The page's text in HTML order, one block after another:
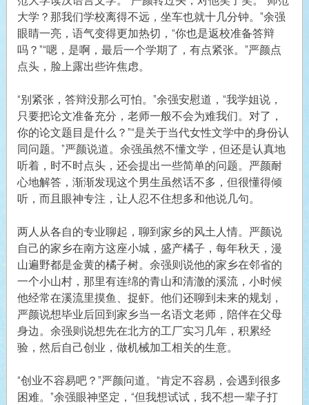
大学？那我们学校离得不远，坐车也就十几分钟。”余强
眼睛一亮，语气变得更加热切，“你也是返校准备答辩
吗？”“嗯，是啊，最后一个学期了，有点紧张。”严颜点
点头，脸上露出些许焦虑。
“别紧张，答辩没那么可怕。”余强安慰道，“我学姐说，
只要把论文准备充分，老师一般不会为难我们。对了，
你的论文题目是什么？”“是关于当代女性文学中的身份认
同问题。”严颜说道。余强虽然不懂文学，但还是认真地
听着，时不时点头，还会提出一些简单的问题。严颜耐
心地解答，渐渐发现这个男生虽然话不多，但很懂得倾
听，而且眼神专注，让人忍不住想多和他说几句。
两人从各自的专业聊起，聊到家乡的风土人情。严颜说
自己的家乡在南方这座小城，盛产橘子，每年秋天，漫
山遍野都是金黄的橘子树。余强则说他的家乡在邻省的
一个小山村，那里有连绵的青山和清澈的溪流，小时候
他经常在溪流里摸鱼、捉虾。他们还聊到未来的规划，
严颜说想毕业后回到家乡当一名语文老师，陪伴在父母
身边。余强则说想先在北方的工厂实习几年，积累经
验，然后自己创业，做机械加工相关的生意。
“创业不容易吧？”严颜问道。“肯定不容易，会遇到很多
困难。”余强眼神坚定，“但我想试试，我不想一辈子打